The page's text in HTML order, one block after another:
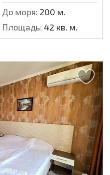
До моря: 200 м.
Площадь: 42 кв. м.